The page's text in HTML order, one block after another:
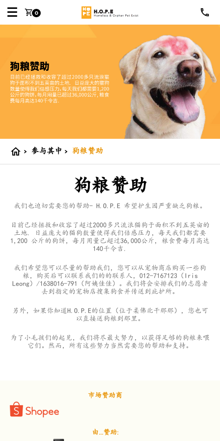
shopping_cart0
home > 参与其中 > 狗粮赞助
狗粮赞助
我们也迫切需要您的帮助- H.O.P.E 希望护生园严重缺乏狗粮。
目前已经拯救和收容了超过2000多只流浪猫狗于面积不到五英亩的
土地. 日益庞大的猫狗数量使得我们倍感压力，每天我们都需要
1,200 公斤的狗饼，每月用量已超过36,000公斤, 粮食费每月高达
140千令吉.
我们希望您可以尽量的帮助我们，您可以从宠物商店购买一些狗
粮，购买后可以联系我们的的联系人，012-7167123（Iris
Leong）/1638016-791（阿姨佳佳）。我们将会安排我们的志愿者
去到指定的宠物店搜集狗食并传送到庇护所。
另外，如果你知道H.O.P.E的位置（位于柔佛北干那那），您也可
以直接送狗粮到那里。
为了小毛孩们的起见，我们将尽最大努力，以获得足够的狗粮来喂
它们。然而，所有这些努力当然需要您的帮助和支持。
市场赞助商
由...赞助: